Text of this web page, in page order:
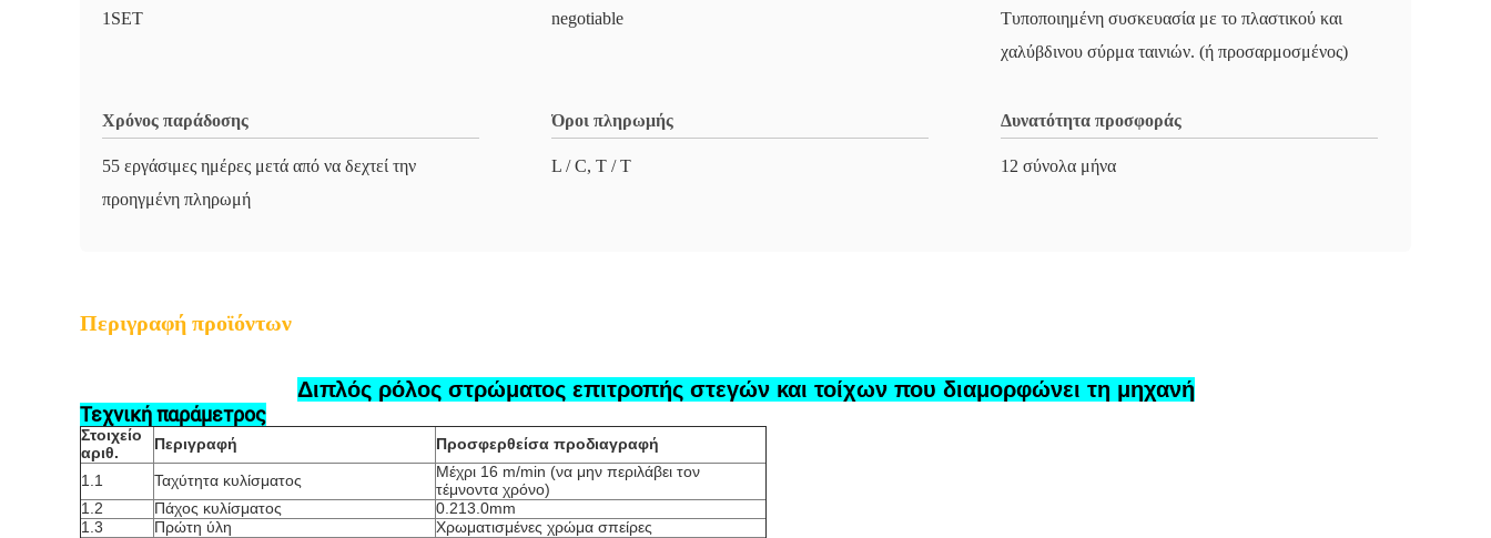
1SET negotiable
Τυποποιημένη συσκευασία με το πλαστικού και
χαλύβδινου σύρμα ταινιών. (ή προσαρμοσμένος)
Χρόνος παράδοσης
55 εργάσιμες ημέρες μετά από να δεχτεί την
προηγμένη πληρωμή
Όροι πληρωμής
L / C, T / T
Δυνατότητα προσφοράς
12 σύνολα μήνα
Περιγραφή προϊόντων
Διπλός ρόλος στρώματος επιτροπής στεγών και τοίχων που διαμορφώνει τη μηχανή
Τεχνική παράμετρος
Στοιχείο
αριθ.
Περιγραφή Προσφερθείσα προδιαγραφή
1.1 Ταχύτητα κυλίσματος
Μέχρι 16 m/min (να μην περιλάβει τον
τέμνοντα χρόνο)
1.2
Πάχος κυλίσματος
0.213.0mm
1.3
Πρώτη ύλη
Χρωματισμένες χρώμα σπείρες